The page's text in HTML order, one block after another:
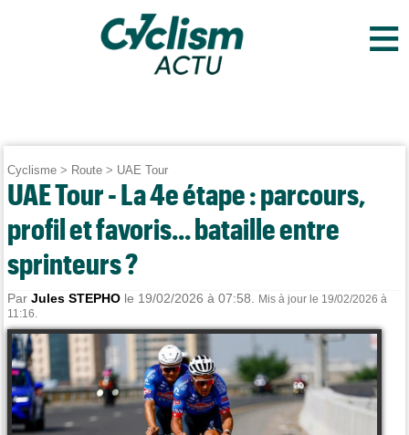
≡
Cyclisme > Route > UAE Tour
UAE Tour - La 4e étape : parcours,
profil et favoris... bataille entre
sprinteurs ?
ParJules STEPHO le 19/02/2026 à 07:58.
Mis à jour le 19/02/2026 à
11:16.